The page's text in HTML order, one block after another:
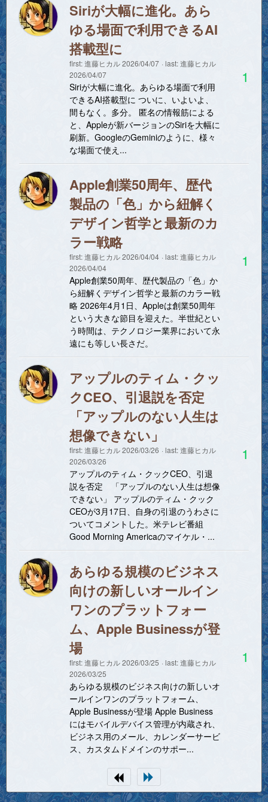
Siriが大幅に進化。あら
ゆる場面で利用できるAI
搭載型に
first:進藤ヒカル2026/04/07 last:進藤ヒカル
2026/04/07
Siriが大幅に進化。あらゆる場面で利用
できるAI搭載型に ついに、いよいよ、
間もなく。多分。 匿名の情報筋による
と、Appleが新バージョンのSiriを大幅に
刷新。GoogleのGeminiのように、様々
な場面で使え...
1
Apple創業50周年、歴代
製品の「色」から紐解く
デザイン哲学と最新のカ
ラー戦略
first:進藤ヒカル2026/04/04 last:進藤ヒカル
2026/04/04
Apple創業50周年、歴代製品の「色」か
ら紐解くデザイン哲学と最新のカラー戦
略 2026年4月1日、Appleは創業50周年
という大きな節目を迎えた。半世紀とい
う時間は、テクノロジー業界において永
遠にも等しい長さだ。
1
アップルのティム・クッ
クCEO、引退説を否定
「アップルのない人生は
想像できない」
first:進藤ヒカル2026/03/26 last:進藤ヒカル
2026/03/26
アップルのティム・クックCEO、引退
説を否定 「アップルのない人生は想像
できない」 アップルのティム・クック
CEOが3月17日、自身の引退のうわさに
ついてコメントした。米テレビ番組
Good Morning Americaのマイケル・...
1
あらゆる規模のビジネス
向けの新しいオールイン
ワンのプラットフォー
ム、Apple Businessが登
場
first:進藤ヒカル2026/03/25 last:進藤ヒカル
2026/03/25
あらゆる規模のビジネス向けの新しいオ
ールインワンのプラットフォーム、
Apple Businessが登場 Apple Business
にはモバイルデバイス管理が内蔵され、
ビジネス用のメール、カレンダーサービ
ス、カスタムドメインのサポー...
1